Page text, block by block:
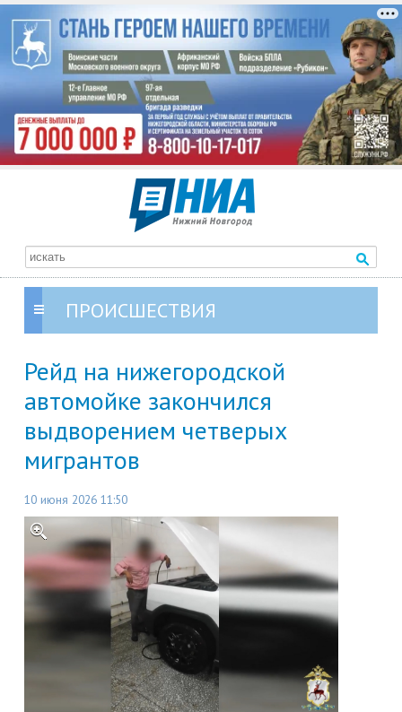
ПРОИСШЕСТВИЯ
Рейд на нижегородской
автомойке закончился
выдворением четверых
мигрантов
10 июня 2026 11:50